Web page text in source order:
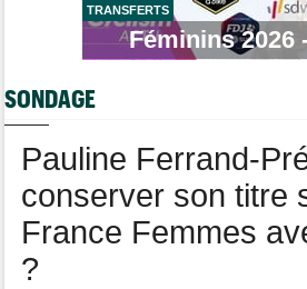
Tour de Pologne
Jan Christen : "J'ai dû me retenir pour ne
Kasia Niewiadoma fait coup double sur la
Joao Almeida a abandonné après une
TRANSFERTS
Féminins 2026
SONDAGE
Pauline Ferrand-
conserver son titre
France Femmes
?